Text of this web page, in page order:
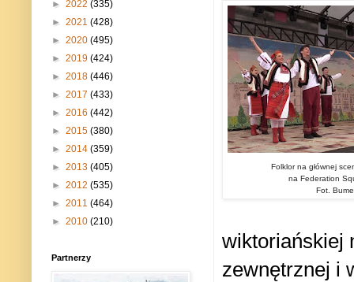
Folklor na głównej
na Federation
Fot.
wiktoriańskiej
zewnętrznej i
► 2022 (335)
► 2021 (428)
► 2020 (495)
► 2019 (424)
► 2018 (446)
► 2017 (433)
► 2016 (442)
► 2015 (380)
► 2014 (359)
► 2013 (405)
► 2012 (535)
► 2011 (464)
► 2010 (210)
Partnerzy